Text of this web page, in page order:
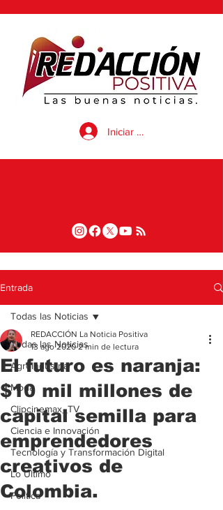
Iniciar sesión
Entrada
Todas las Noticias
Agroindustria
Moda
Clipcinemax_TV
Ciencia e Innovación
Tecnología y Transformación Digital
Lo Ultimo
Politica
Todas las Noticias
El futuro es naranja:
$10 mil millones de
capital semilla para
emprendedores
creativos de
Colombia.
REDACCIÓN La Noticia Positiva
13 ago 2020 2 min de lectura